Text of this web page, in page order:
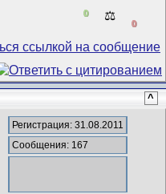
0 ⚖️
0
^
Регистрация: 31.08.2011
Сообщения: 167